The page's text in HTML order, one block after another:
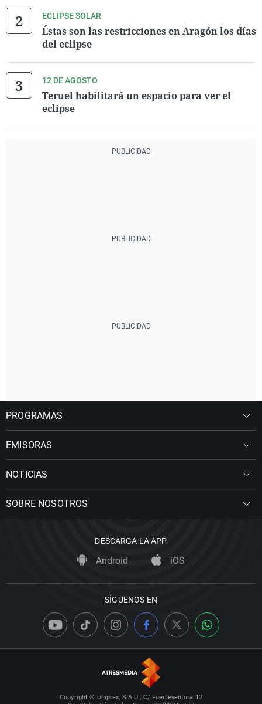
ECLIPSE SOLAR
Éstas son las restricciones en Aragón los días
del eclipse
12 DE AGOSTO
Teruel habilitará un espacio para ver el
eclipse
PROGRAMAS
EMISORAS
NOTICIAS
SOBRE NOSOTROS
DESCARGA LA APP
Android iOS
SÍGUENOS EN
Copyright © Uniprex, S.A.U., C/ Fuerteventura 12